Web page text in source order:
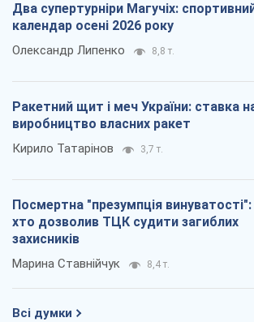
Два супертурніри Магучіх:
календар осені 2026 року
Олександр Липенко 8,8 т.
Ракетний щит і меч України: ставка
виробництво власних ракет
Кирило Татарінов 3,7 т.
Посмертна "презумпція винуватості":
хто дозволив ТЦК судити загиблих
захисників
Марина Ставнійчук 8,4 т.
Всі думки